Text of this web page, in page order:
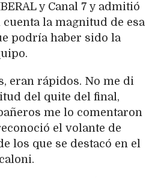
y Canal 7 y admitió
la magnitud de esa
podría haber sido la
eran rápidos. No me di
del quite del final,
me lo comentaron
el volante de
los que se destacó en el